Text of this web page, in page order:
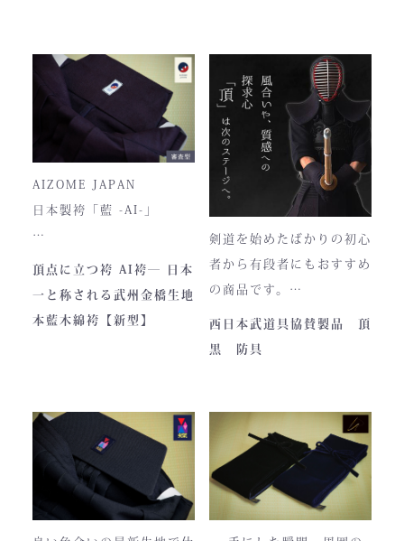
ハンドルの高さ：22cm
■仕様
ファスナー部分にはYKK製
を使用しております。
入荷時期やロットにより、
ファスナーのデザイン・仕
様が一部異なる場合がござ
使い込むほどに色は落ち着
き、
あなただけの一着へと育っ
ていきます。
トが町のPRとふるさと納
税ということもあり、高品
質低価格をできるだけ再現
しております。特に籠手は
使いやすいと評判です。
AIZOME JAPAN
日本製袴「藍 -AI-」
― 武州正藍染 × 熊本工
場製作 ―
日本国内でも袴を手がける
職人が数えるほどしかいな
い今、
この袴は、一針一針に魂を
込めて仕立てられた 日本
頂点に立つ袴 AI袴― 日本
一と称される武州金橋生地
本藍木綿袴【新型】
剣道を始めたばかりの初心
者から有段者にもおすすめ
の商品です。
【商品内容】
・頂黒セット
西日本武道具協賛製品 頂
黒 防具